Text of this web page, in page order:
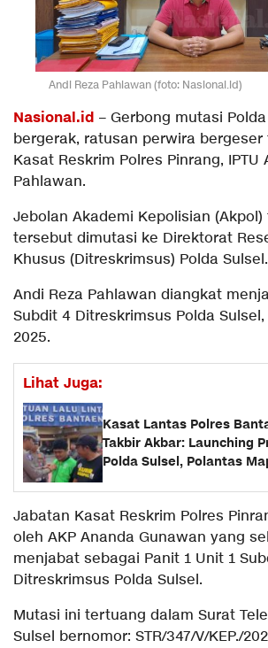
Andi Reza Pahlawan (foto: Nasional.id)
Nasional.id – Gerbong mutasi
bergerak, ratusan perwira
Kasat Reskrim Polres Pinrang, IPTU
Pahlawan.
Jebolan Akademi Kepolisian (Akpol)
tersebut dimutasi ke Direktorat
Khusus (Ditreskrimsus) Polda Sulsel.
Andi Reza Pahlawan diangkat
Subdit 4 Ditreskrimsus Polda
2025.
Lihat Juga:
Kasat Lantas Polres
Takbir Akbar: Launching
Polda Sulsel, Polantas
Jabatan Kasat Reskrim Polres
oleh AKP Ananda Gunawan yang
menjabat sebagai Panit 1 Unit 1
Ditreskrimsus Polda Sulsel.
Mutasi ini tertuang dalam Surat
Sulsel bernomor: STR/347/V/KEP./